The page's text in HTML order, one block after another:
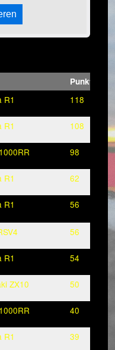
Punkte
R1 118
R1 108
98
R1 62
R1 56
56
R1 54
ZX10 50
40
R1 39